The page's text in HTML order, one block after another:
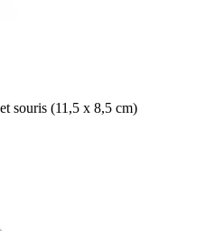
souris (11,5 x 8,5 cm)